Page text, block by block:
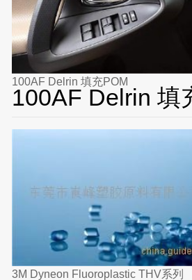
100AF Delrin 填充POM
100AF Delrin 填
3M Dyneon Fluoroplastic THV系列